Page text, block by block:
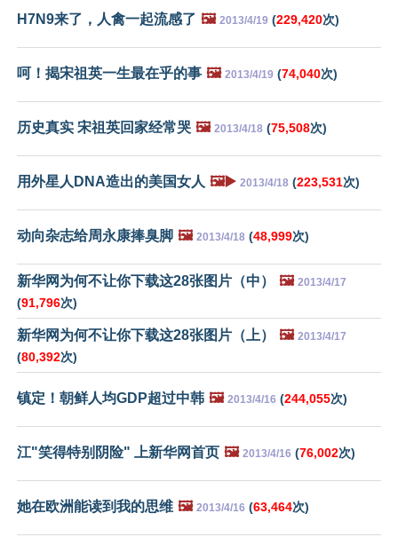
H7N9来了，人禽一起流感了 🖼️ 2013/4/19 (229,420次)
呵！揭宋祖英一生最在乎的事 🖼️ 2013/4/19 (74,040次)
历史真实 宋祖英回家经常哭 🖼️ 2013/4/18 (75,508次)
用外星人DNA造出的美国女人 🖼️▶️ 2013/4/18 (223,531次)
动向杂志给周永康捧臭脚 🖼️ 2013/4/18 (48,999次)
新华网为何不让你下载这28张图片（中） 🖼️ 2013/4/17
(91,796次)
新华网为何不让你下载这28张图片（上） 🖼️ 2013/4/17
(80,392次)
镇定！朝鲜人均GDP超过中韩 🖼️ 2013/4/16 (244,055次)
江"笑得特别阴险" 上新华网首页 🖼️ 2013/4/16 (76,002次)
她在欧洲能读到我的思维 🖼️ 2013/4/16 (63,464次)